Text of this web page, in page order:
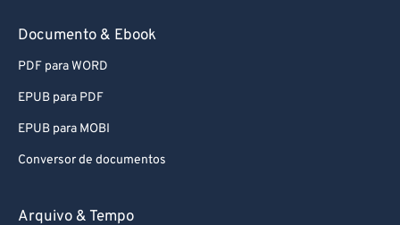
Documento & Ebook
PDF para WORD
EPUB para PDF
EPUB para MOBI
Conversor de documentos
Arquivo & Tempo